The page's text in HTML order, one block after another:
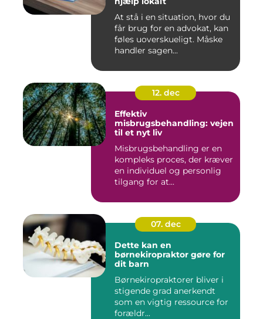
At stå i en situation, hvor du
får brug for en advokat, kan
føles uoverskueligt. Måske
handler sagen...
12. dec
Effektiv
misbrugsbehandling: vejen
til et nyt liv
Misbrugsbehandling er en
kompleks proces, der kræver
en individuel og personlig
tilgang for at...
07. dec
Dette kan en
børnekiropraktor gøre for
dit barn
Børnekiropraktorer bliver i
stigende grad anerkendt
som en vigtig ressource for
forældr...